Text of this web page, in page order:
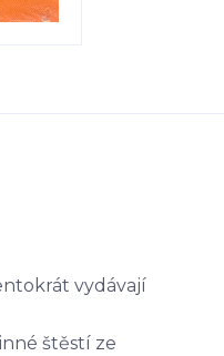
vydávají
štěstí ze